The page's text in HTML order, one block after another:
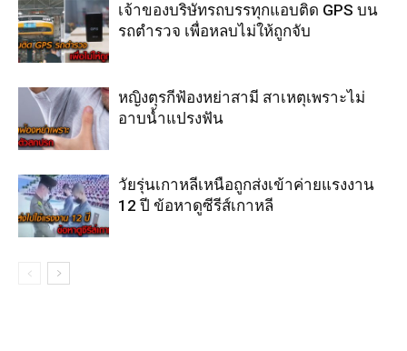
เจ้าของบริษัทรถบรรทุกแอบติด GPS บน
รถตำรวจ เพื่อหลบไม่ให้ถูกจับ
หญิงตุรกีฟ้องหย่าสามี สาเหตุเพราะไม่
อาบน้ำแปรงฟัน
วัยรุ่นเกาหลีเหนือถูกส่งเข้าค่ายแรงงาน
12 ปี ข้อหาดูซีรีส์เกาหลี